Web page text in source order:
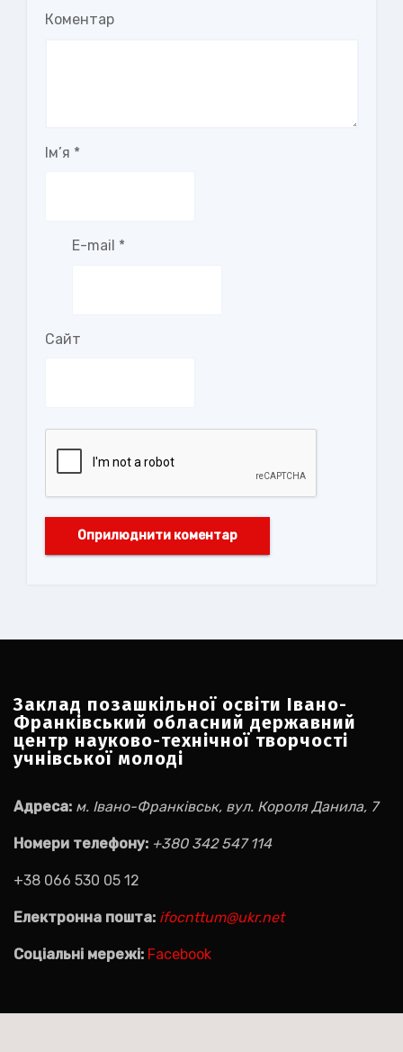
Коментар
Ім’я *
E-mail *
Сайт
Заклад позашкільної освіти Івано-
Франківський обласний державний
центр науково-технічної творчості
учнівської молоді
Адреса: м. Івано-Франківськ, вул. Короля Данила, 7
Номери телефону: +380 342 547 114
+38 066 530 05 12
Електронна пошта: ifocnttum@ukr.net
Соціальні мережі: Facebook